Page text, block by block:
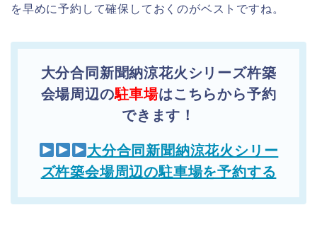
を早めに予約して確保しておくのがベストですね。
大分合同新聞納涼花火シリーズ杵築
会場周辺の駐車場はこちらから予約
できます！
大分合同新聞納涼花火シリー
ズ杵築会場周辺の駐車場を予約する